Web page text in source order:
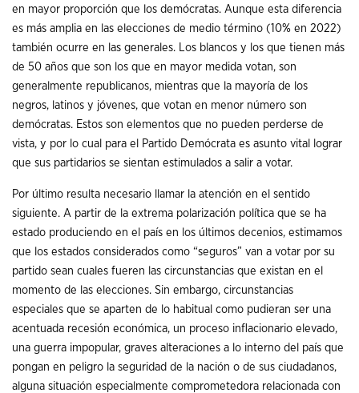
en mayor proporción que los demócratas. Aunque esta diferencia
es más amplia en las elecciones de medio término (10% en 2022)
también ocurre en las generales. Los blancos y los que tienen más
de 50 años que son los que en mayor medida votan, son
generalmente republicanos, mientras que la mayoría de los
negros, latinos y jóvenes, que votan en menor número son
demócratas. Estos son elementos que no pueden perderse de
vista, y por lo cual para el Partido Demócrata es asunto vital lograr
que sus partidarios se sientan estimulados a salir a votar.
Por último resulta necesario llamar la atención en el sentido
siguiente. A partir de la extrema polarización política que se ha
estado produciendo en el país en los últimos decenios, estimamos
que los estados considerados como “seguros” van a votar por su
partido sean cuales fueren las circunstancias que existan en el
momento de las elecciones. Sin embargo, circunstancias
especiales que se aparten de lo habitual como pudieran ser una
acentuada recesión económica, un proceso inflacionario elevado,
una guerra impopular, graves alteraciones a lo interno del país que
pongan en peligro la seguridad de la nación o de sus ciudadanos,
alguna situación especialmente comprometedora relacionada con